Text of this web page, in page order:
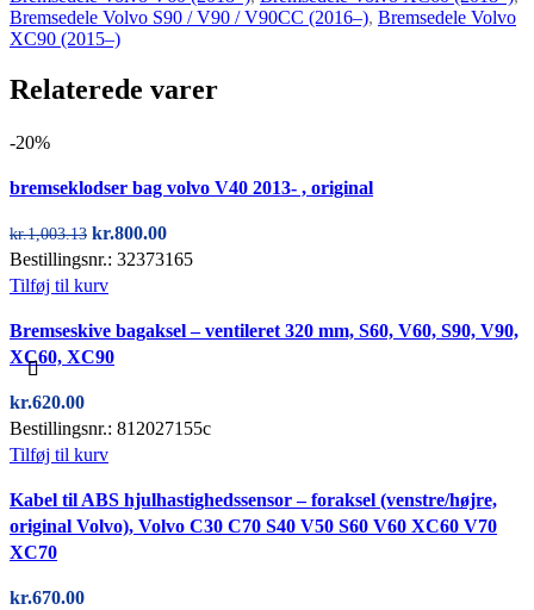
Bremsedele Volvo S90 / V90 / V90CC (2016–), Bremsedele Volvo
XC90 (2015–)
Relaterede varer
-20%
bremseklodser bag volvo V40 2013- , original
kr.1,003.13 Den
oprindelige
pris
kr.1,003.13.
kr.800.00Den
aktuelle
kr.800.00.
Bestillingsnr.: 32373165
Tilføj til kurv
Bremseskive bagaksel – ventileret 320 mm, S60, V60, S90, V90,
XC60, XC90
kr.620.00
Bestillingsnr.: 812027155c
Tilføj til kurv
Kabel til ABS hjulhastighedssensor – foraksel (venstre/højre,
original Volvo), Volvo C30 C70 S40 V50 S60 V60 XC60 V70
XC70
kr.670.00